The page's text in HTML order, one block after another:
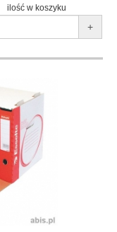
ilość w koszyku
+